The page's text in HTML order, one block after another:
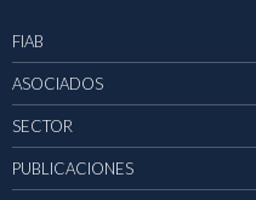
FIAB
ASOCIADOS
SECTOR
PUBLICACIONES